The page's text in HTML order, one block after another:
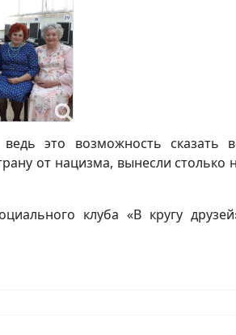
это возможность сказать
от нацизма, вынесли столько
клуба «В кругу